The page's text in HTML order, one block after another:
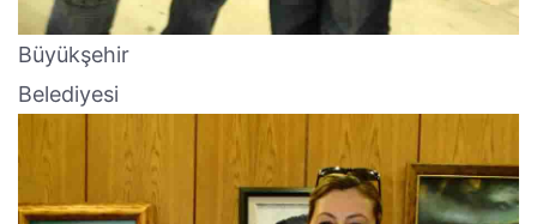
Büyükşehir
Belediyesi